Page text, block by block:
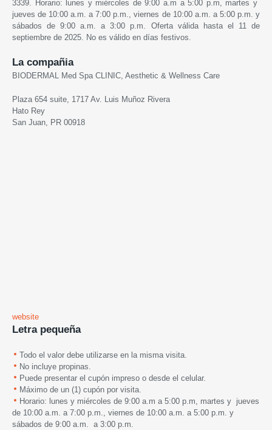
3339. Horario: lunes y miércoles de 9:00 a.m a 5:00 p.m, martes y
jueves de 10:00 a.m. a 7:00 p.m., viernes de 10:00 a.m. a 5:00 p.m. y
sábados de 9:00 a.m. a 3:00 p.m. Oferta válida hasta el 11 de
septiembre de 2025. No es válido en días festivos.
La compañia
BIODERMAL Med Spa CLINIC, Aesthetic & Wellness Care
Plaza 654 suite, 1717 Av. Luis Muñoz Rivera
Hato Rey
San Juan, PR 00918
website
Letra pequeña
Todo el valor debe utilizarse en la misma visita.
No incluye propinas.
Puede presentar el cupón impreso o desde el celular.
Máximo de un (1) cupón por visita.
Horario: lunes y miércoles de 9:00 a.m a 5:00 p.m, martes y jueves
de 10:00 a.m. a 7:00 p.m., viernes de 10:00 a.m. a 5:00 p.m. y
sábados de 9:00 a.m. a 3:00 p.m.